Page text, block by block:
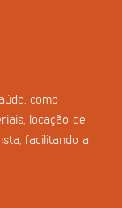
como
locação de
facilitando a